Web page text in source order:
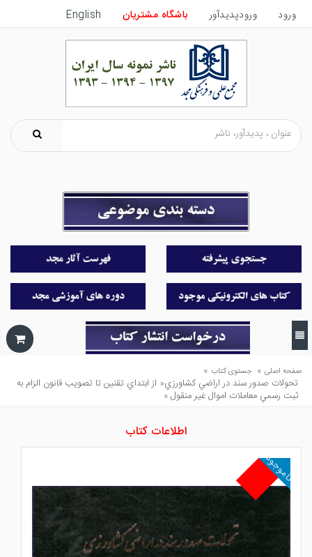
ورود ورودپدیدآور باشگاه مشتریان English
صفحه اصلی » جستوی کتاب »
تحولات صدور سند در اراضي كشاورزي« از ابتداي تقنين تا تصويب قانون الزام به
ثبت رسمي معاملات اموال غير منقول »
اطلاعات کتاب
ناموجود